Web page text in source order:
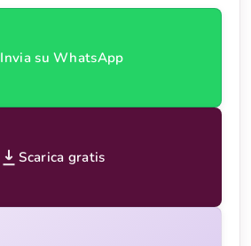
Invia su WhatsApp
Scarica gratis